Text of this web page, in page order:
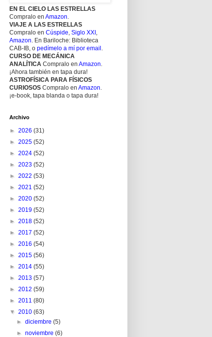
EN EL CIELO LAS ESTRELLAS
Compralo en Amazon
VIAJE A LAS ESTRELLAS
Compralo en Cúspide Siglo XXI
Amazon . En Bariloche: Biblioteca
CAB-IB, o pedímelo a mí por email
CURSO DE MECÁNICA
ANALÍTICA Compralo en Amazon
¡Ahora también en tapa dura!
ASTROFÍSICA PARA FÍSICOS
CURIOSOS Compralo en Amazon
¡e-book, tapa blanda o tapa dura!
Archivo
► 2026 (31)
► 2025 (52)
► 2024 (52)
► 2023 (52)
► 2022 (53)
► 2021 (52)
► 2020 (52)
► 2019 (52)
► 2018 (52)
► 2017 (52)
► 2016 (54)
► 2015 (56)
► 2014 (55)
► 2013 (57)
► 2012 (59)
► 2011 (80)
▼ 2010 (63)
►diciembre(5)
►noviembre(6)